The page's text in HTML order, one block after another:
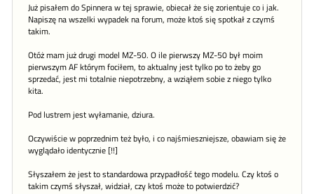
Już pisałem do Spinnera w tej sprawie, obiecał że się zorientuje co i jak.
Napiszę na wszelki wypadek na forum, może ktoś się spotkał z czymś
takim.
Otóż mam już drugi model MZ-50. O ile pierwszy MZ-50 był moim
pierwszym AF którym fociłem, to aktualny jest tylko po to żeby go
sprzedać, jest mi totalnie niepotrzebny, a wziąłem sobie z niego tylko
kita.
Pod lustrem jest wyłamanie, dziura.
Oczywiście w poprzednim też było, i co najśmieszniejsze, obawiam się że
wyglądało identycznie [!!]
Słyszałem że jest to standardowa przypadłość tego modelu. Czy ktoś o
takim czymś słyszał, widział, czy ktoś może to potwierdzić?